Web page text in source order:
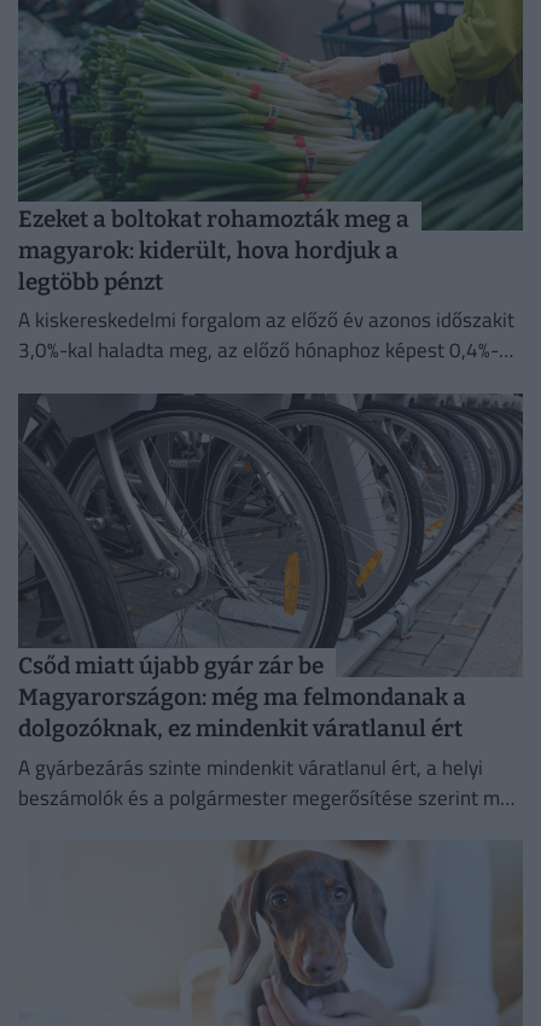
Ezeket a boltokat rohamozták meg a
magyarok: kiderült, hova hordjuk a
legtöbb pénzt
A kiskereskedelmi forgalom az előző év azonos időszakit
3,0%-kal haladta meg, az előző hónaphoz képest 0,4%-
Csőd miatt újabb gyár zár be
Magyarországon: még ma felmondanak a
dolgozóknak, ez mindenkit váratlanul ért
A gyárbezárás szinte mindenkit váratlanul ért, a helyi
beszámolók és a polgármester megerősítése szerint még